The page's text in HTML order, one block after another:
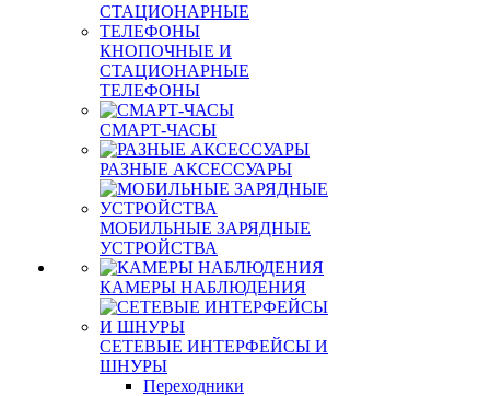
КНОПОЧНЫЕ И
СТАЦИОНАРНЫЕ
ТЕЛЕФОНЫ
СМАРТ-ЧАСЫ
РАЗНЫЕ АКСЕССУАРЫ
МОБИЛЬНЫЕ ЗАРЯДНЫЕ
УСТРОЙСТВА
КАМЕРЫ НАБЛЮДЕНИЯ
СЕТЕВЫЕ ИНТЕРФЕЙСЫ И
ШНУРЫ
Переходники